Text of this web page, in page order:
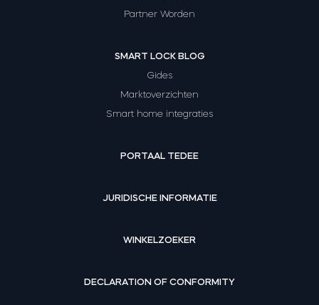
Partner Worden
SMART LOCK BLOG
Gides
Marktoverzichten
Smart home integraties
PORTAAL TEDEE
JURIDISCHE INFORMATIE
WINKELZOEKER
DECLARATION OF CONFORMITY